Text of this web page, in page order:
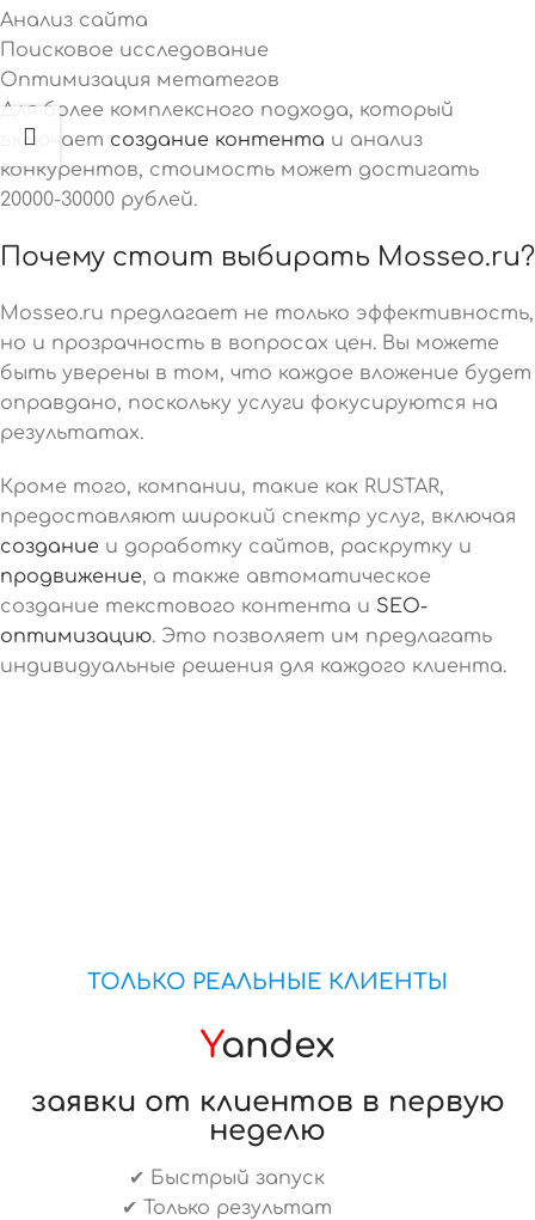
Анализ сайта
Поисковое исследование
Оптимизация метатегов
Для более комплексного подхода, который
включает создание контента и анализ
конкурентов, стоимость может достигать
20000-30000 рублей.
Почему стоит выбирать Mosseo.ru?
Mosseo.ru предлагает не только эффективность,
но и прозрачность в вопросах цен. Вы можете
быть уверены в том, что каждое вложение будет
оправдано, поскольку услуги фокусируются на
результатах.
Кроме того, компании, такие как RUSTAR,
предоставляют широкий спектр услуг, включая
создание и доработку сайтов, раскрутку и
продвижение, а также автоматическое
создание текстового контента и SEO-
оптимизацию. Это позволяет им предлагать
индивидуальные решения для каждого клиента.
ТОЛЬКО РЕАЛЬНЫЕ КЛИЕНТЫ
Yandex
заявки от клиентов в первую
неделю
✔ Быстрый запуск
✔ Только результат